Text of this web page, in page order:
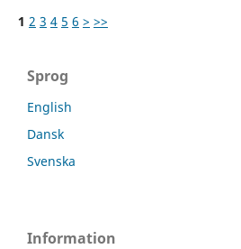
1 2 3 4 5 6 > >>
Sprog
English
Dansk
Svenska
Information